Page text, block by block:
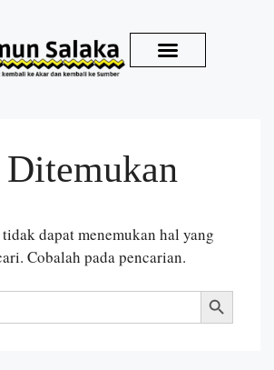
dapat menemukan hal yang
Cobalah pada pencarian.
Search Button